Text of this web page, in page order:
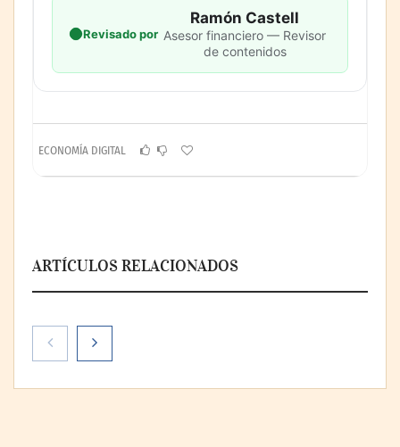
Revisado por
Ramón Castell
Asesor financiero — Revisor
de contenidos
ECONOMÍA DIGITAL
ARTÍCULOS RELACIONADOS